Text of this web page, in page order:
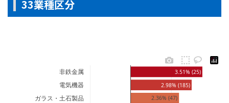
33業種区分
2.36% (47)
2.98% (185)
3.51% (25)
ガラス・土石製品
電気機器
非鉄金属